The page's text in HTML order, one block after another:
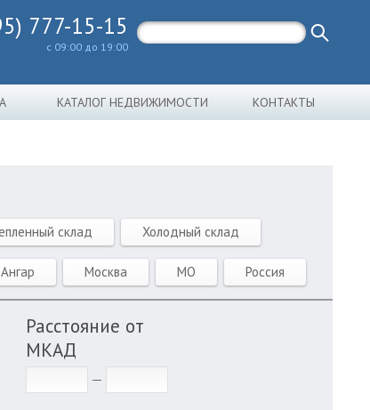
777-15-15
с 09:00 до 19:00
КАТАЛОГ НЕДВИЖИМОСТИ КОНТАКТЫ
склад Холодный склад
Ангар Москва МО Россия
Расстояние от
МКАД